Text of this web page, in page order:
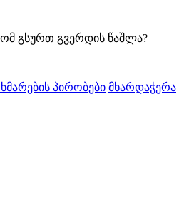
გსურთ გვერდის წაშლა?
პირობები მხარდაჭერა